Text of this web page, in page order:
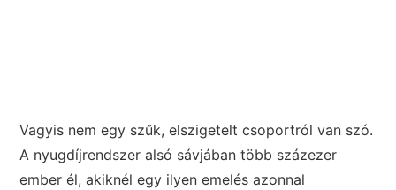
Vagyis nem egy szűk, elszigetelt csoportról van szó.
A nyugdíjrendszer alsó sávjában több százezer
ember él, akiknél egy ilyen emelés azonnal